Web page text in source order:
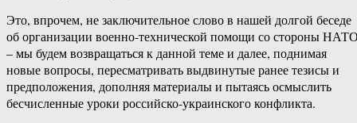
Это, впрочем, не заключительное слово в нашей долгой беседе
об организации военно-технической помощи со стороны
– мы будем возвращаться к данной теме и далее, поднимая
новые вопросы, пересматривать выдвинутые ранее тезисы и
предположения, дополняя материалы и пытаясь осмыслить
бесчисленные уроки российско-украинского конфликта.